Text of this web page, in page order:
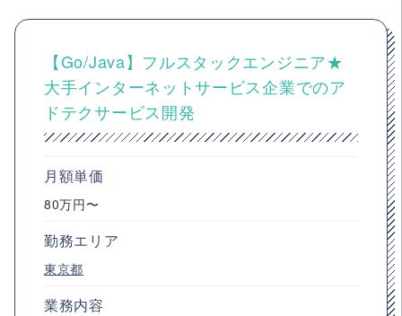
【Go/Java】フルスタックエンジニア★
大手インターネットサービス企業でのア
ドテクサービス開発
月額単価
80万円〜
勤務エリア
東京都
業務内容